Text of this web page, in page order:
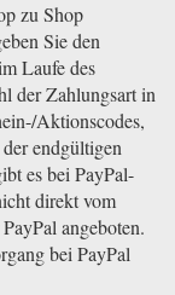
zu Shop
Sie den
Laufe des
der Zahlungsart in
Aktionscodes,
endgültigen
es bei PayPal-
direkt vom
angeboten.
bei PayPal